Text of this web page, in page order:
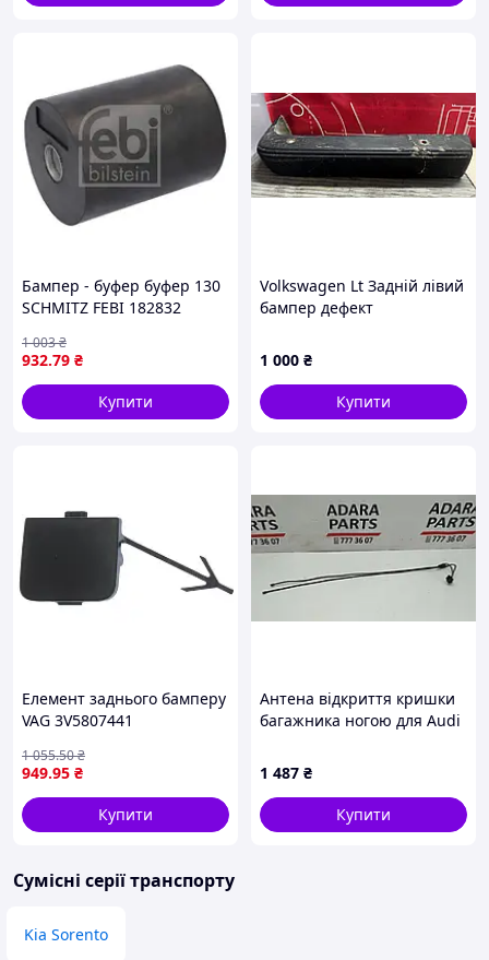
Бампер - буфер буфер 130
SCHMITZ FEBI 182832
932.79 ₴
1 003₴
Купити
Volkswagen Lt Задній лівий
бампер дефект
1 000 ₴
Купити
Елемент заднього бамперу
VAG 3V5807441
949.95 ₴
1 055.50₴
Купити
Антена відкриття кришки
багажника ногою для Audi
(8W0962239)
1 487 ₴
Купити
Сумісні серії транспорту
Kia Sorento